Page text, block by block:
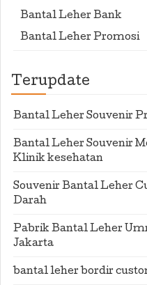
Bantal Leher Bank
Bantal Leher Promosi
Terupdate
Bantal Leher Souvenir
Bantal Leher Souvenir
Klinik kesehatan
Souvenir Bantal Leher
Darah
Pabrik Bantal Leher
Jakarta
bantal leher bordir